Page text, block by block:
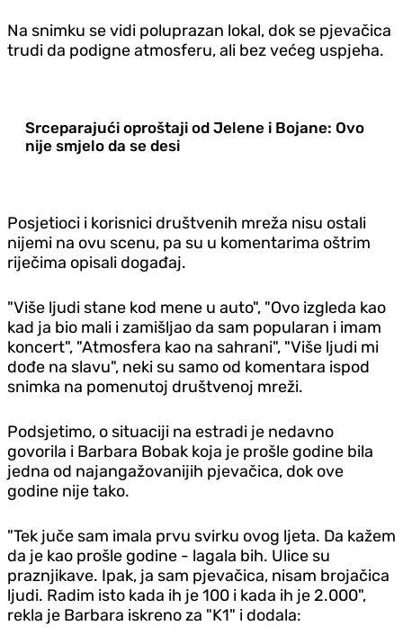
Na snimku se vidi poluprazan lokal, dok se pjevačica
trudi da podigne atmosferu, ali bez većeg uspjeha.
Srceparajući oproštaji od Jelene i Bojane: Ovo
nije smjelo da se desi
Posjetioci i korisnici društvenih mreža nisu ostali
nijemi na ovu scenu, pa su u komentarima oštrim
riječima opisali događaj.
"Više ljudi stane kod mene u auto", "Ovo izgleda kao
kad ja bio mali i zamišljao da sam popularan i imam
koncert", "Atmosfera kao na sahrani", "Više ljudi mi
dođe na slavu", neki su samo od komentara ispod
snimka na pomenutoj društvenoj mreži.
Podsjetimo, o situaciji na estradi je nedavno
govorila i Barbara Bobak koja je prošle godine bila
jedna od najangažovanijih pjevačica, dok ove
godine nije tako.
"Tek juče sam imala prvu svirku ovog ljeta. Da kažem
da je kao prošle godine - lagala bih. Ulice su
praznjikave. Ipak, ja sam pjevačica, nisam brojačica
ljudi. Radim isto kada ih je 100 i kada ih je 2.000",
rekla je Barbara iskreno za "K1" i dodala: